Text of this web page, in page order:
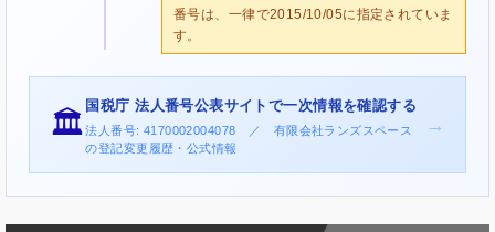
番号は、一律で2015/10/05に指定されていま
す。
🏛️
国税庁 法人番号公表サイトで一次情報を確認する
法人番号: 4170002004078 ／ 有限会社ランズスペース
の登記変更履歴・公式情報
→